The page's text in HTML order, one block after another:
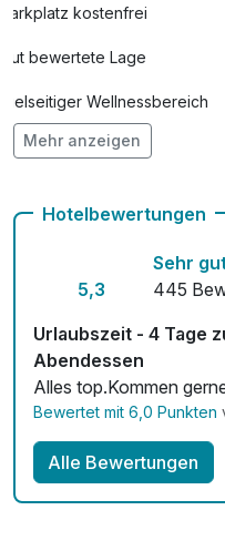
pro Stück
Rückenmassage
Strauß rote Rosen
pro Stück
Parkplatz kostenfrei
Gut bewertete Lage
Vielseitiger Wellnessbereich
Hunde im Hotel nicht erlaubt
Fitnessgeräte stehen bereit
Kostenloses W-LAN
Zimmerservice verfügbar
Mit Hotelbar
Mehr anzeigen
Hotelbewertungen
5,3
Sehr
445
Urlaubszeit - 4 Tage
Abendessen
Alles top.Kommen
Bewertet mit 6,0 Punkten
Alle Bewertungen